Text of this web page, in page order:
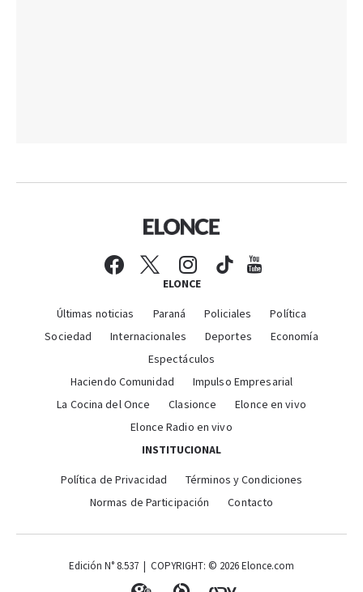
ELONCE
Últimas noticias Paraná Policiales
Política
Sociedad
Internacionales Deportes
Economía
Espectáculos
Haciendo Comunidad
Impulso Empresarial
La Cocina del Once
Clasionce
Elonce en vivo
Elonce Radio en vivo
INSTITUCIONAL
Política de Privacidad
Términos y Condiciones
Normas de Participación
Contacto
Edición N° 8.537 | COPYRIGHT: © 2026 Elonce.com